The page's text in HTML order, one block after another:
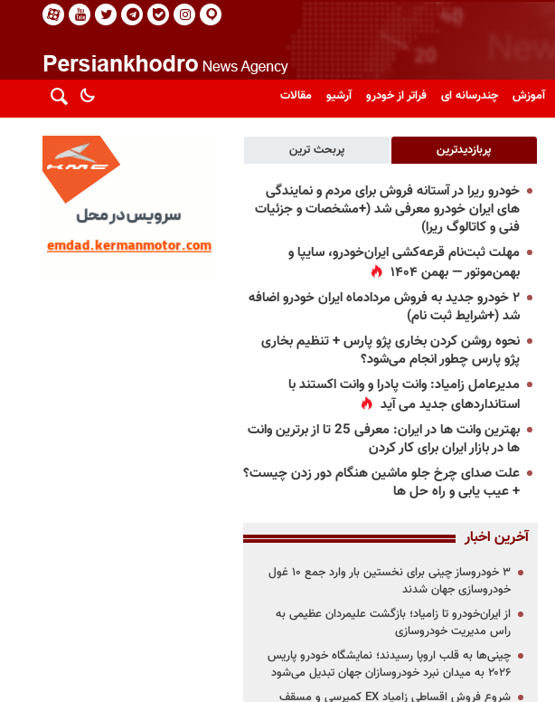
آموزش چندرسانه ای فراتر از خودرو آرشیو مقالات
پربازدیدترین پربحث ترین
خودرو ریرا در آستانه فروش برای مردم و نمایندگی
های ایران خودرو معرفی شد (+مشخصات و جزئیات
فنی و کاتالوگ ریرا)
مهلت ثبت‌نام قرعه‌کشی ایران‌خودرو، سایپا و
بهمن‌موتور — بهمن ۱۴۰۴
۲ خودرو جدید به فروش مردادماه ایران خودرو اضافه
شد (+شرایط ثبت نام)
نحوه روشن کردن بخاری پژو پارس + تنظیم بخاری
پژو پارس چطور انجام می‌شود؟
مدیرعامل زامیاد: وانت پادرا و وانت اکستند با
استانداردهای جدید می آید
بهترین وانت ها در ایران: معرفی 25 تا از برترین وانت
ها در بازار ایران برای کار کردن
علت صدای چرخ جلو ماشین هنگام دور زدن چیست؟
+ عیب یابی و راه حل ها
آخرین اخبار
۳ خودروساز چینی برای نخستین بار وارد جمع ۱۰ غول
خودروسازی جهان شدند
از ایران‌خودرو تا زامیاد؛ بازگشت علیمردان عظیمی به
راس مدیریت خودروسازی
چینی‌ها به قلب اروپا رسیدند؛ نمایشگاه خودرو پاریس
۲۰۲۶ به میدان نبرد خودروسازان جهان تبدیل می‌شود
شروع فروش اقساطی زامیاد EX کمپرسی و مسقف